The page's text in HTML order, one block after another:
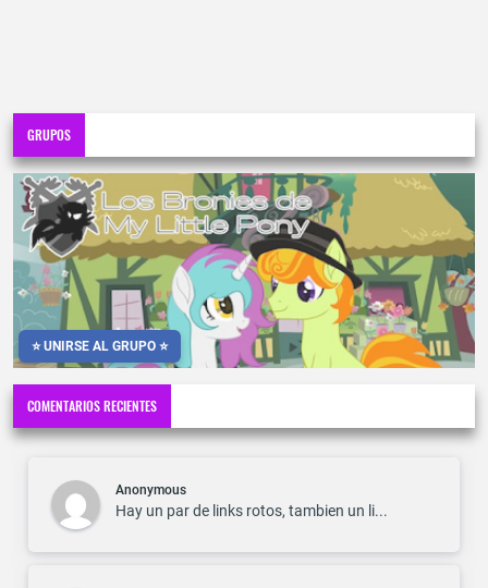
GRUPOS
⭐ UNIRSE AL GRUPO ⭐
COMENTARIOS RECIENTES
Anonymous
Hay un par de links rotos, tambien un li...